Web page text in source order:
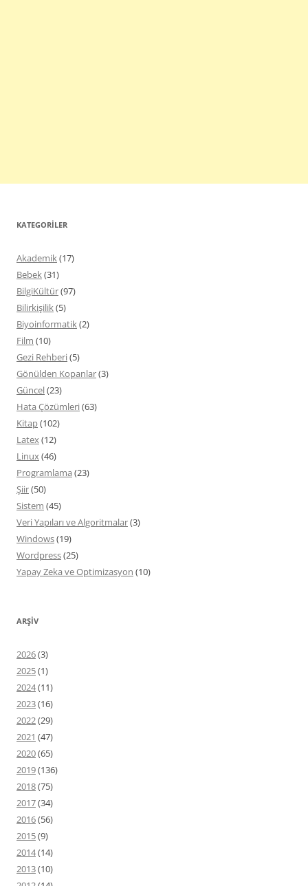
KATEGORILER
Akademik(17)
Bebek(31)
BilgiKültür(97)
Bilirkişilik(5)
Biyoinformatik(2)
Film (10)
Gezi Rehberi(5)
Gönülden Kopanlar(3)
Güncel(23)
Hata Çözümleri(63)
Kitap(102)
Latex(12)
Linux(46)
Programlama (23)
Şiir(50)
Sistem (45)
Veri Yapıları ve Algoritmalar(3)
Windows(19)
Wordpress(25)
Yapay Zeka ve Optimizasyon (10)
ARŞIV
2026(3)
2025(1)
2024(11)
2023(16)
2022(29)
2021 (47)
2020(65)
2019(136)
2018(75)
2017(34)
2016(56)
2015(9)
2014(14)
2013(10)